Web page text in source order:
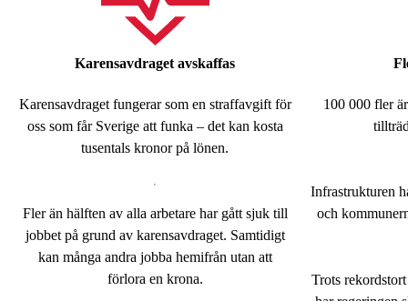
Karensavdraget avskaffas
Karensavdraget fungerar som en straffavgift för
oss som får Sverige att funka – det kan kosta
tusentals kronor på lönen.
Fler än hälften av alla arbetare har gått sjuk till
jobbet på grund av karensavdraget. Samtidigt
kan många andra jobba hemifrån utan att
förlora en krona.
100 000 fler
Infrastrukturen
och
Trots